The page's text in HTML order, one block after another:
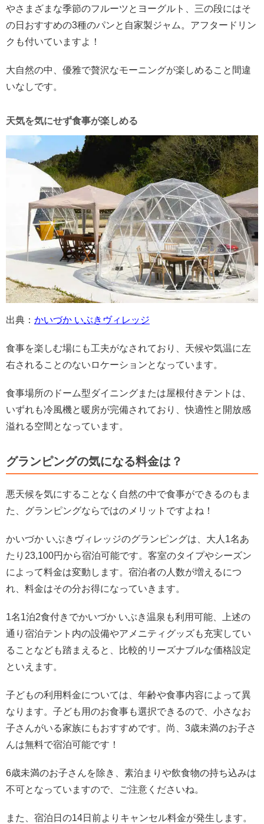
やさまざまな季節のフルーツとヨーグルト、三の段にはそ
の日おすすめの3種のパンと自家製ジャム。アフタードリン
クも付いていますよ！
大自然の中、優雅で贅沢なモーニングが楽しめること間違
いなしです。
天気を気にせず食事が楽しめる
出典： かいづか いぶきヴィレッジ
食事を楽しむ場にも工夫がなされており、天候や気温に左
右されることのないロケーションとなっています。
食事場所のドーム型ダイニングまたは屋根付きテントは、
いずれも冷風機と暖房が完備されており、快適性と開放感
溢れる空間となっています。
グランピングの気になる料金は？
悪天候を気にすることなく自然の中で食事ができるのもま
た、グランピングならではのメリットですよね！
かいづか いぶきヴィレッジのグランピングは、大人1名あ
たり23,100円から宿泊可能です。客室のタイプやシーズン
によって料金は変動します。宿泊者の人数が増えるにつ
れ、料金はその分お得になっていきます。
1名1泊2食付きでかいづか いぶき温泉も利用可能、上述の
通り宿泊テント内の設備やアメニティグッズも充実してい
ることなども踏まえると、比較的リーズナブルな価格設定
といえます。
子どもの利用料金については、年齢や食事内容によって異
なります。子ども用のお食事も選択できるので、小さなお
子さんがいる家族にもおすすめです。尚、3歳未満のお子さ
んは無料で宿泊可能です！
6歳未満のお子さんを除き、素泊まりや飲食物の持ち込みは
不可となっていますので、ご注意くださいね。
また、宿泊日の14日前よりキャンセル料金が発生します。